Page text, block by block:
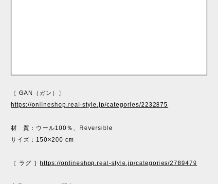
［ GAN（ガン）］
https://onlineshop.real-style.jp/categories/2232875
材 質：ウール100％、Reversible
サイズ：150×200 cm
［ ラグ ］https://onlineshop.real-style.jp/categories/2789479